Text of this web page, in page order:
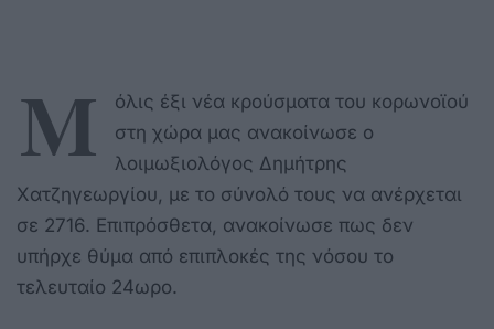
Μ
όλις έξι νέα κρούσματα του κορωνοϊού
στη χώρα μας ανακοίνωσε ο
λοιμωξιολόγος Δημήτρης
Χατζηγεωργίου, με το σύνολό τους να ανέρχεται
σε 2716. Επιπρόσθετα, ανακοίνωσε πως δεν
υπήρχε θύμα από επιπλοκές της νόσου το
τελευταίο 24ωρο.